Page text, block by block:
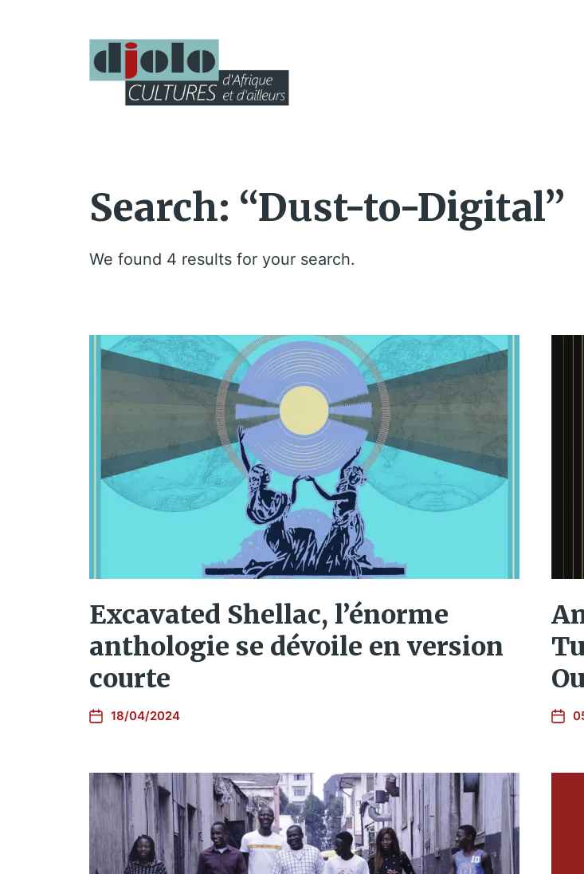
Search: “Dust-to-Digital”
We found 4 results for your search.
Excavated Shellac, l’énorme
anthologie se dévoile en version
courte
18/04/2024